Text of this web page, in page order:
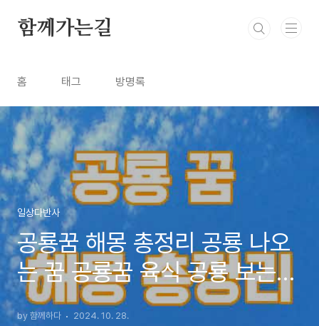
함께가는길
홈 태그 방명록
일상다반사
공룡꿈 해몽 총정리 공룡 나오
는 꿈 공룡꿈 육식 공룡 보는
꿈
by 함께하다 2024. 10. 28.